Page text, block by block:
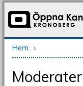
Du är här
Hem ›